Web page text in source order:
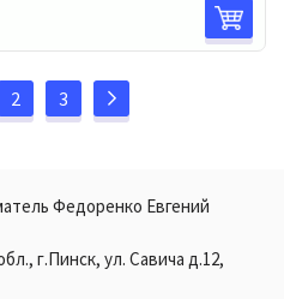
2 3
Федоренко Евгений
г.Пинск, ул. Савича д.12,